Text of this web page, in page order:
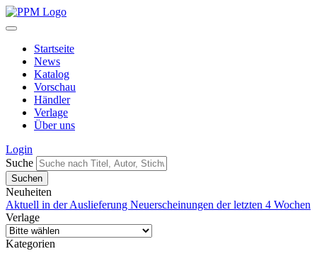
Startseite
News
Katalog
Vorschau
Händler
Verlage
Über uns
Login
Suche
Neuheiten
Aktuell in der Auslieferung Neuerscheinungen der letzten 4 Wochen
Verlage
Kategorien